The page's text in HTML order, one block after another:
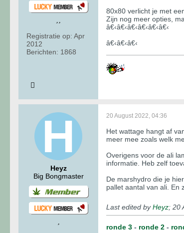
Registratie op: Apr
2012
Berichten: 1868
80x80 verlicht je met
Zijn nog meer opties,
â€‹â€‹â€‹â€‹â€‹â€‹
â€‹â€‹â€‹
Heyz
Big Bongmaster
20 August 2022, 04:36
Het wattage hangt af
meer mee zoals welk
Overigens voor de ali
informatie. Heb zelf
De marshydro die je
pallet aantal van ali. En
Last edited byHeyz; 20
ronde 3 - ronde 2 -